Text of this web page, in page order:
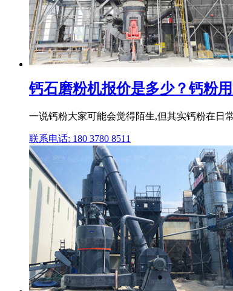
钙石磨粉机报价是多少？钙粉
一说钙粉大家可能会觉得陌生,但其实钙粉在日
联系电话: 180 3780 8511